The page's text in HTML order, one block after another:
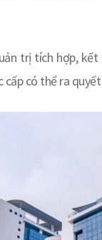
trị tích hợp,
có thể ra